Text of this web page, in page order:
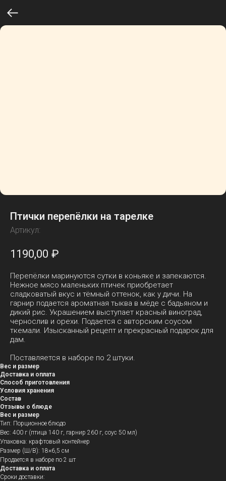
Птички перепёлки на тарелке
Артикул:
1190,00 ₽
Перепёлки маринуются сутки в коньяке и запекаются.
Нежное мясо маленьких птичек приобретает
сладковатый вкус и тёмный оттенок, как у дичи. На
гарнир подается ароматная тыква в мёде с бадьяном и
дикий рис. Украшением выступает красный виноград,
чернослив и орехи. Подается с авторским соусом
ткемали. Изысканный рецепт и прекрасный подарок для
дам.
Поставляется в наборе по 2 штуки.
Вес и размер
Доставка и оплата
Способ приготовления
Условия хранения
Состав
Отзывы о блюде
Вес и размер
Тип: Порционное блюдо
Вес: 400 г (птица 140 г, гарнир 260 г, соус 50 мл)
Упаковка: крафтовый контейнер
Размер (Ш/В): 18×6,5 см
Продается в наборе по 2 шт
Доставка и оплата
Сроки доставки: